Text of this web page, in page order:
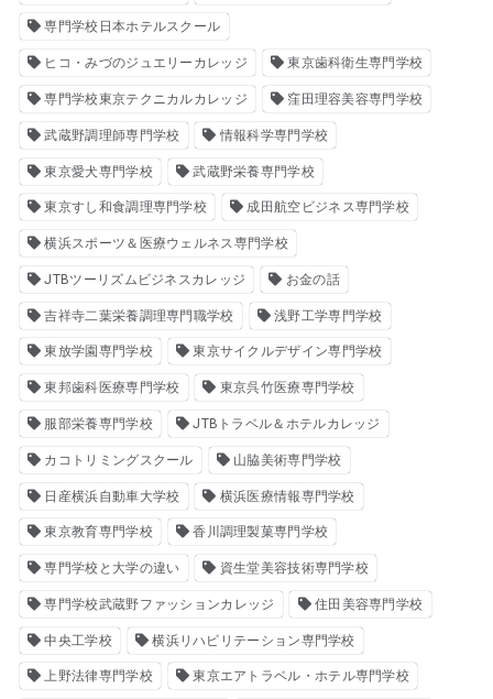
専門学校日本ホテルスクール
ヒコ・みづのジュエリーカレッジ 東京歯科衛生専門学校
専門学校東京テクニカルカレッジ 窪田理容美容専門学校
武蔵野調理師専門学校 情報科学専門学校
東京愛犬専門学校 武蔵野栄養専門学校
東京すし和食調理専門学校 成田航空ビジネス専門学校
横浜スポーツ＆医療ウェルネス専門学校
JTBツーリズムビジネスカレッジ お金の話
吉祥寺二葉栄養調理専門職学校 浅野工学専門学校
東放学園専門学校 東京サイクルデザイン専門学校
東邦歯科医療専門学校 東京呉竹医療専門学校
服部栄養専門学校 JTBトラベル＆ホテルカレッジ
カコトリミングスクール 山脇美術専門学校
日産横浜自動車大学校 横浜医療情報専門学校
東京教育専門学校 香川調理製菓専門学校
専門学校と大学の違い 資生堂美容技術専門学校
専門学校武蔵野ファッションカレッジ 住田美容専門学校
中央工学校 横浜リハビリテーション専門学校
上野法律専門学校 東京エアトラベル・ホテル専門学校